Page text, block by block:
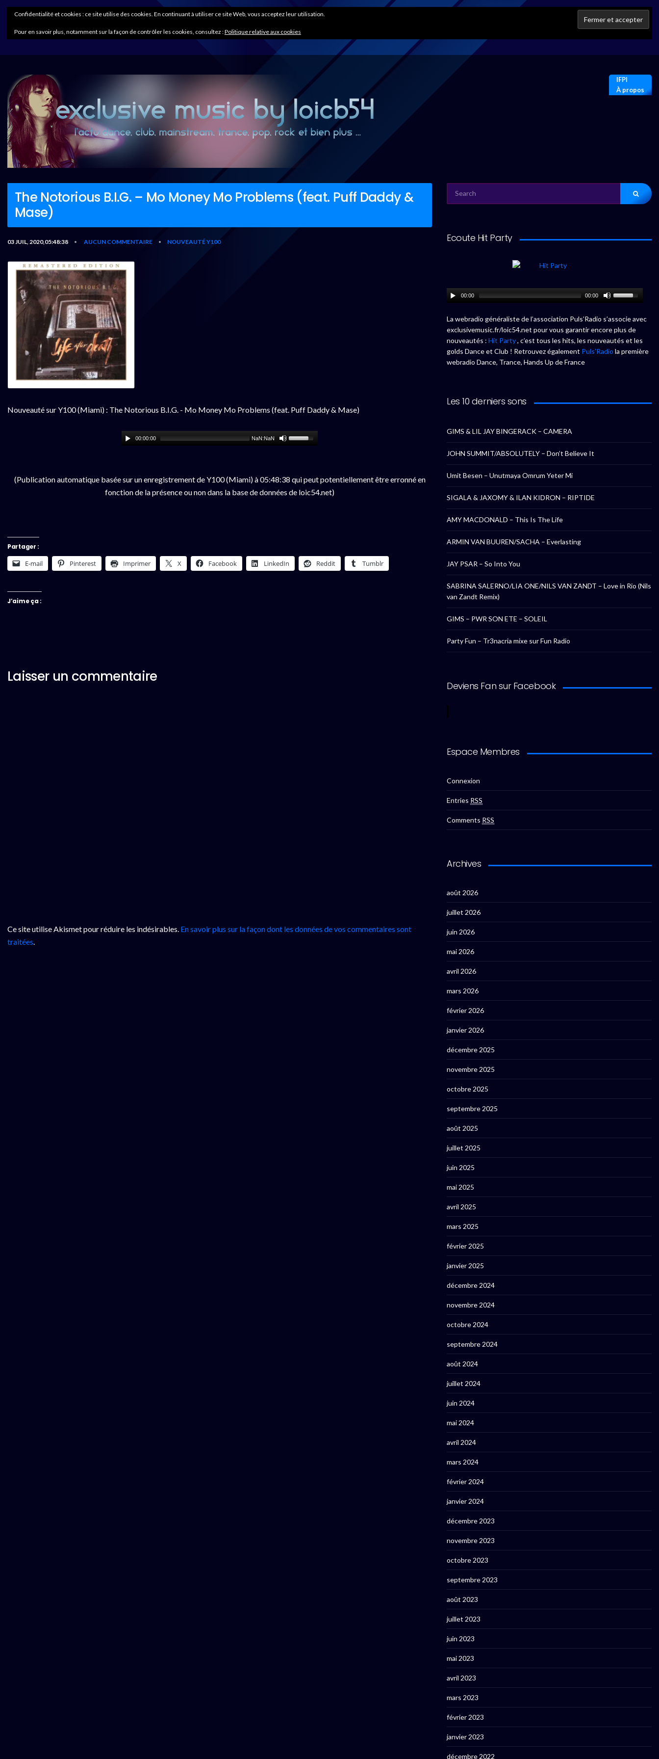
IFPI
À propos
The Notorious B.I.G. – Mo Money Mo Problems (feat. Puff Daddy &
Mase)
03 JUIL, 2020,05:48:38 • AUCUN COMMENTAIRE • NOUVEAUTÉ Y100
Nouveauté sur Y100 (Miami) : The Notorious B.I.G. - Mo Money Mo Problems (feat. Puff Daddy & Mase)
00:00:00 NaN:NaN
(Publication automatique basée sur un enregistrement de Y100 (Miami) à 05:48:38 qui peut potentiellement être erronné en
fonction de la présence ou non dans la base de données de loic54.net)
Partager :
E-mail Pinterest Imprimer X Facebook LinkedIn Reddit Tumblr
J’aime ça :
Laisser un commentaire
Ce site utilise Akismet pour réduire les indésirables. En savoir plus sur la façon dont les données de vos commentaires sont
traitées.
FOR:
Ecoute Hit Party
00:00 00:00
La webradio généraliste de l’association Puls’Radio s’associe avec
exclusivemusic.fr/loic54.net pour vous garantir encore plus de
nouveautés : Hit Party, c’est tous les hits, les nouveautés et les
golds Dance et Club ! Retrouvez également Puls’Radio la première
webradio Dance, Trance, Hands Up de France
Les 10 derniers sons
GIMS & LIL JAY BINGERACK – CAMERA
JOHN SUMMIT/ABSOLUTELY – Don’t Believe It
Umit Besen – Unutmaya Omrum Yeter Mi
SIGALA & JAXOMY & ILAN KIDRON – RIPTIDE
AMY MACDONALD – This Is The Life
ARMIN VAN BUUREN/SACHA – Everlasting
JAY PSAR – So Into You
SABRINA SALERNO/LIA ONE/NILS VAN ZANDT – Love in Rio (Nils
van Zandt Remix)
GIMS – PWR SON ETE – SOLEIL
Party Fun – Tr3nacria mixe sur Fun Radio
Deviens Fan sur Facebook
Espace Membres
Connexion
Entries RSS
Comments RSS
Archives
août 2026
juillet 2026
juin 2026
mai 2026
avril 2026
mars 2026
février 2026
janvier 2026
décembre 2025
novembre 2025
octobre 2025
septembre 2025
août 2025
juillet 2025
juin 2025
mai 2025
avril 2025
mars 2025
février 2025
janvier 2025
décembre 2024
novembre 2024
octobre 2024
septembre 2024
août 2024
juillet 2024
juin 2024
mai 2024
avril 2024
mars 2024
février 2024
janvier 2024
décembre 2023
novembre 2023
octobre 2023
septembre 2023
août 2023
juillet 2023
juin 2023
mai 2023
avril 2023
mars 2023
février 2023
janvier 2023
décembre 2022
Confidentialité et cookies : ce site utilise des cookies. En continuant à utiliser ce site Web, vous acceptez leur utilisation.
Pour en savoir plus, notamment sur la façon de contrôler les cookies, consultez :Politique relative aux cookies